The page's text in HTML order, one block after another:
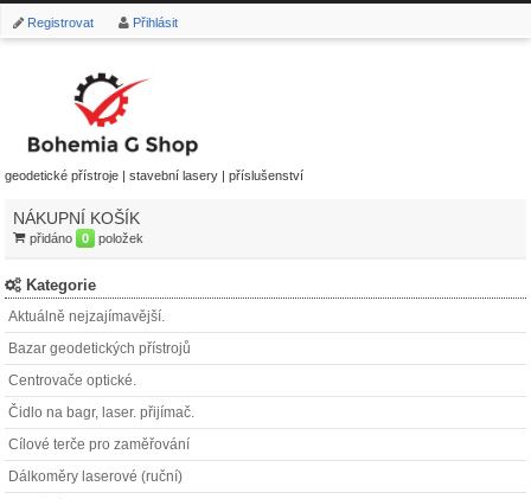
Registrovat Přihlásit
geodetické přístroje | stavební lasery | příslušenství
NÁKUPNÍ KOŠÍK
přidáno 0 položek
Kategorie
Aktuálně nejzajímavější.
Bazar geodetických přístrojů
Centrovače optické.
Čidlo na bagr, laser. přijímač.
Cílové terče pro zaměřování
Dálkoměry laserové (ruční)